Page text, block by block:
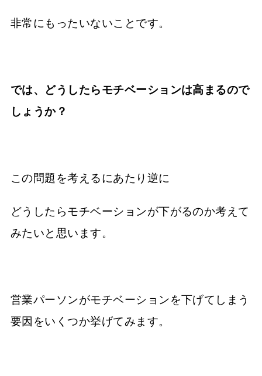
非常にもったいないことです。
では、どうしたらモチベーションは高まるので
しょうか？
この問題を考えるにあたり逆に
どうしたらモチベーションが下がるのか考えて
みたいと思います。
営業パーソンがモチベーションを下げてしまう
要因をいくつか挙げてみます。